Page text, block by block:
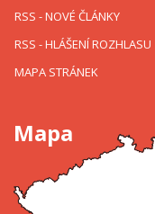
RSS - NOVÉ ČLÁNKY
RSS - HLÁŠENÍ ROZHLASU
MAPA STRÁNEK
Mapa